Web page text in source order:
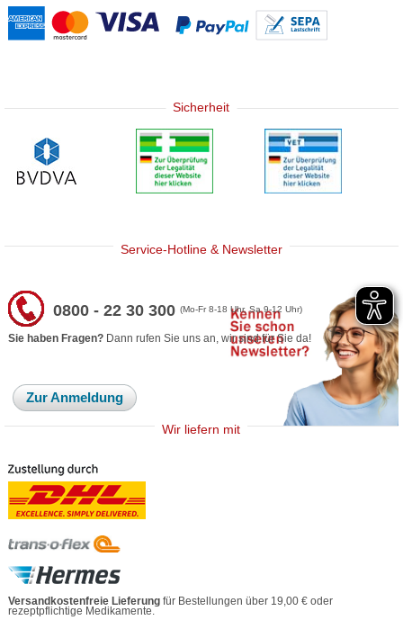
Sicherheit
Service-Hotline & Newsletter
0800 - 22 30 300(Mo-Fr 8-18 Uhr, Sa 9-12 Uhr)
Sie haben Fragen? Dann rufen Sie uns an, wir sind für Sie da!
Zur Anmeldung
Wir liefern mit
Versandkostenfreie Lieferung für Bestellungen über 19,00 € oder
rezeptpflichtige Medikamente.